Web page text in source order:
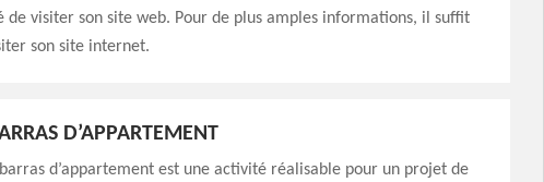
de visiter son site web. Pour de plus amples informations, il suffit
son site internet.
D’APPARTEMENT
d’appartement est une activité réalisable pour un projet de